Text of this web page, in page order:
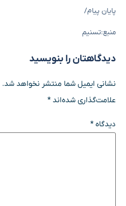
پایان پیام/
منبع:تسنیم
دیدگاهتان را بنویسید
نشانی ایمیل شما منتشر نخواهد شد.
علامت‌گذاری شده‌اند*
دیدگاه*